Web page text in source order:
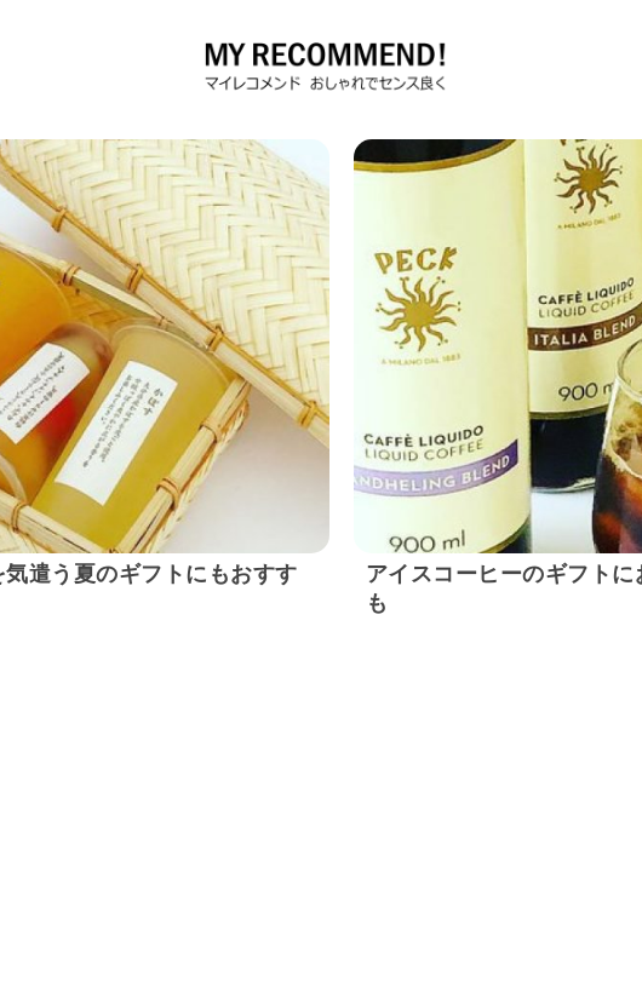
遣う夏のギフトにもおすす
アイスコーヒーのギフト
も